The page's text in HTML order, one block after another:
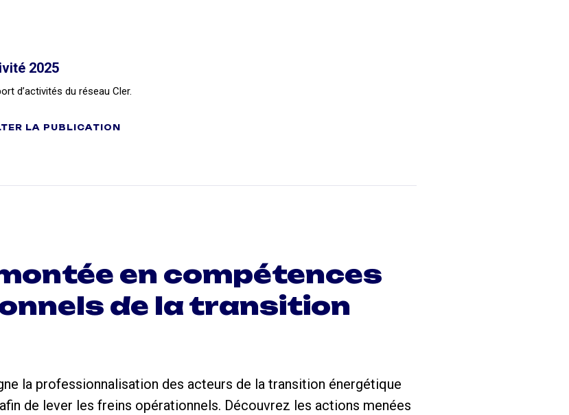
2025
d’activités du réseau Cler.
LA PUBLICATION
en compétences
de la transition
la professionnalisation des acteurs de la transition énergétique
de lever les freins opérationnels. Découvrez les actions menées